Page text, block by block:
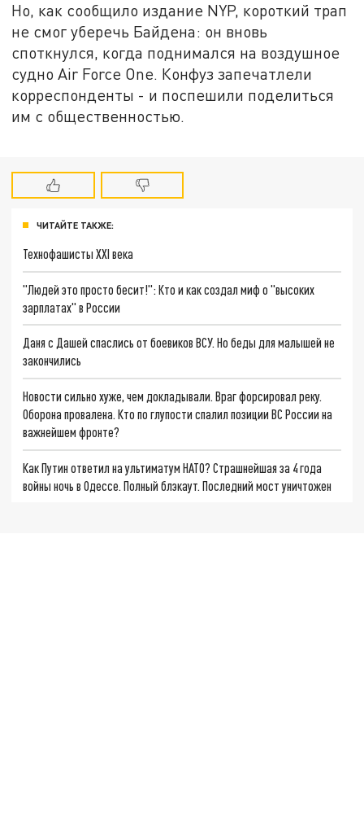
Но, как сообщило издание NYP, короткий трап
не смог уберечь Байдена: он вновь
споткнулся, когда поднимался на воздушное
судно Air Force One. Конфуз запечатлели
корреспонденты - и поспешили поделиться
им с общественностью.
ЧИТАЙТЕ ТАКЖЕ:
Технофашисты XXI века
"Людей это просто бесит!": Кто и как создал миф о "высоких
зарплатах" в России
Даня с Дашей спаслись от боевиков ВСУ. Но беды для малышей не
закончились
Новости сильно хуже, чем докладывали. Враг форсировал реку.
Оборона провалена. Кто по глупости спалил позиции ВС России на
важнейшем фронте?
Как Путин ответил на ультиматум НАТО? Страшнейшая за 4 года
войны ночь в Одессе. Полный блэкаут. Последний мост уничтожен